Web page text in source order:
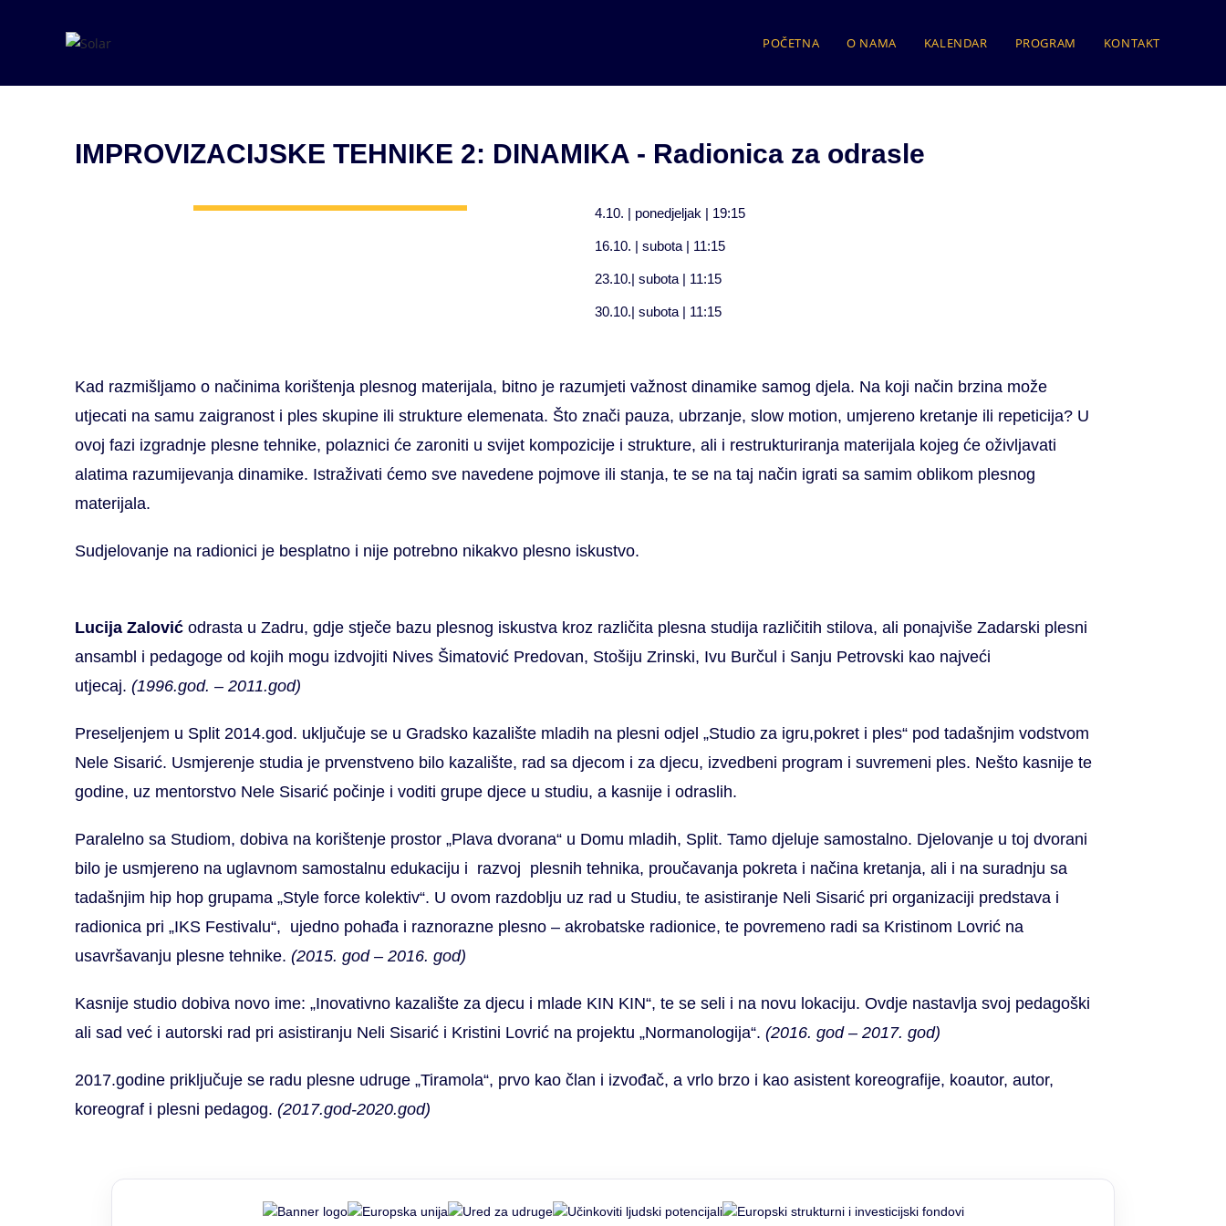
POČETNA O NAMA KALENDAR PROGRAM KONTAKT
IMPROVIZACIJSKE TEHNIKE 2: DINAMIKA - Radionica za odrasle
4.10. | ponedjeljak | 19:15
16.10. | subota | 11:15
23.10.| subota | 11:15
30.10.| subota | 11:15
Kad razmišljamo o načinima korištenja plesnog materijala, bitno je razumjeti važnost dinamike samog djela. Na koji način brzina može
utjecati na samu zaigranost i ples skupine ili strukture elemenata. Što znači pauza, ubrzanje, slow motion, umjereno kretanje ili repeticija? U
ovoj fazi izgradnje plesne tehnike, polaznici će zaroniti u svijet kompozicije i strukture, ali i restrukturiranja materijala kojeg će oživljavati
alatima razumijevanja dinamike. Istraživati ćemo sve navedene pojmove ili stanja, te se na taj način igrati sa samim oblikom plesnog
materijala.
Sudjelovanje na radionici je besplatno i nije potrebno nikakvo plesno iskustvo.
Lucija Zalović odrasta u Zadru, gdje stječe bazu plesnog iskustva kroz različita plesna studija različitih stilova, ali ponajviše Zadarski plesni
ansambl i pedagoge od kojih mogu izdvojiti Nives Šimatović Predovan, Stošiju Zrinski, Ivu Burčul i Sanju Petrovski kao najveći
utjecaj. (1996.god. – 2011.god)
Preseljenjem u Split 2014.god. uključuje se u Gradsko kazalište mladih na plesni odjel „Studio za igru,pokret i ples“ pod tadašnjim vodstvom
Nele Sisarić. Usmjerenje studia je prvenstveno bilo kazalište, rad sa djecom i za djecu, izvedbeni program i suvremeni ples. Nešto kasnije te
godine, uz mentorstvo Nele Sisarić počinje i voditi grupe djece u studiu, a kasnije i odraslih.
Paralelno sa Studiom, dobiva na korištenje prostor „Plava dvorana“ u Domu mladih, Split. Tamo djeluje samostalno. Djelovanje u toj dvorani
bilo je usmjereno na uglavnom samostalnu edukaciju i razvoj plesnih tehnika, proučavanja pokreta i načina kretanja, ali i na suradnju sa
tadašnjim hip hop grupama „Style force kolektiv“. U ovom razdoblju uz rad u Studiu, te asistiranje Neli Sisarić pri organizaciji predstava i
radionica pri „IKS Festivalu“, ujedno pohađa i raznorazne plesno – akrobatske radionice, te povremeno radi sa Kristinom Lovrić na
usavršavanju plesne tehnike. (2015. god – 2016. god)
Kasnije studio dobiva novo ime: „Inovativno kazalište za djecu i mlade KIN KIN“, te se seli i na novu lokaciju. Ovdje nastavlja svoj pedagoški
ali sad već i autorski rad pri asistiranju Neli Sisarić i Kristini Lovrić na projektu „Normanologija“. (2016. god – 2017. god)
2017.godine priključuje se radu plesne udruge „Tiramola“, prvo kao član i izvođač, a vrlo brzo i kao asistent koreografije, koautor, autor,
koreograf i plesni pedagog. (2017.god-2020.god)